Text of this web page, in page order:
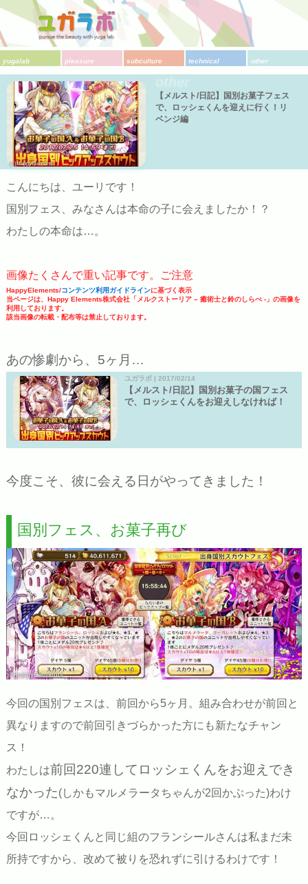
yugalab pleasure subculture technical other
(c)HappyElements
【メルスト/日記】国別お菓子フェス
で、ロッシェくんを迎えに行く！リ
ベンジ編
こんにちは、ユーリです！
国別フェス、みなさんは本命の子に会えましたか！？
わたしの本命は…。
画像たくさんで重い記事です。ご注意
HappyElements/コンテンツ利用ガイドラインに基づく表示
当ページは、Happy Elements株式会社「メルクストーリア – 癒術士と鈴のしらべ -」の画像を
利用しております。
該当画像の転載・配布等は禁止しております。
あの惨劇から、5ヶ月…
ユガラボ | 2017/02/14
【メルスト/日記】国別お菓子の国フェス
で、ロッシェくんをお迎えしなければ！
今度こそ、彼に会える日がやってきました！
国別フェス、お菓子再び
©HappyElements
今回の国別フェスは、前回から5ヶ月。組み合わせが前回と
異なりますので前回引きづらかった方にも新たなチャン
ス！
わたしは前回220連してロッシェくんをお迎えでき
なかった(しかもマルメラータちゃんが2回かぶった)わけ
ですが…。
今回ロッシェくんと同じ組のフランシールさんは私まだ未
所持ですから、改めて被りを恐れずに引けるわけです！